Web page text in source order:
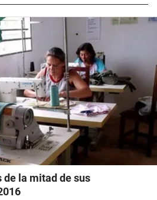
de la mitad de sus